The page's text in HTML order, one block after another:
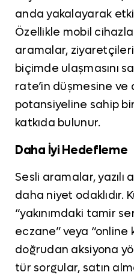
anda yakalayarak
Özellikle mobil
aramalar,
biçimde ulaşmasını
rate’in düşmesine
potansiyeline sahip
katkıda bulunur.
Daha İyi Hedefleme
Sesli aramalar,
daha niyet odaklıdır.
“yakınımdaki tamir
eczane” veya “online
doğrudan aksiyona
tür sorgular, satın